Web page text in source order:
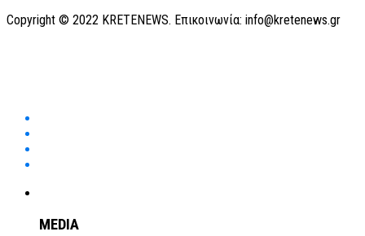
Copyright © 2022 KRETENEWS. Επικοινωνία: info@kretenews.gr
MEDIA